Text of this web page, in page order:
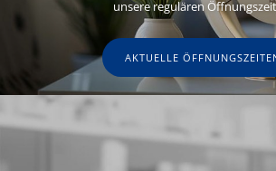
unsere regulären
AKTUELLE